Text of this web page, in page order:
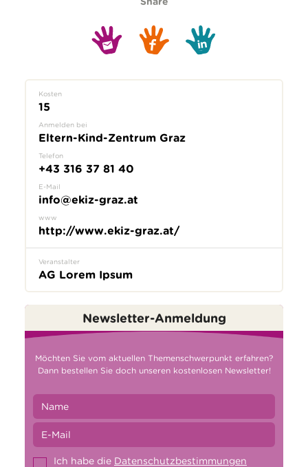
Kosten
15
Anmelden bei
Eltern-Kind-Zentrum Graz
Telefon
+43 316 37 81 40
E-Mail
info@ekiz-graz.at
www
http://www.ekiz-graz.at/
Veranstalter
AG Lorem Ipsum
Newsletter-Anmeldung
Möchten Sie vom aktuellen Themenschwerpunkt erfahren?
Dann bestellen Sie doch unseren kostenlosen Newsletter!
Ich habe die Datenschutzbestimmungen